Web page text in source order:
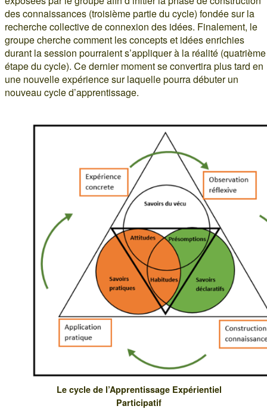
des connaissances (troisième partie du cycle) fondée sur la
recherche collective de connexion des idées. Finalement, le
groupe cherche comment les concepts et idées enrichies
durant la session pourraient s’appliquer à la réalité (quatrième
étape du cycle). Ce dernier moment se convertira plus tard en
une nouvelle expérience sur laquelle pourra débuter un
nouveau cycle d’apprentissage.
Le cycle de l’Apprentissage Expérientiel
Participatif